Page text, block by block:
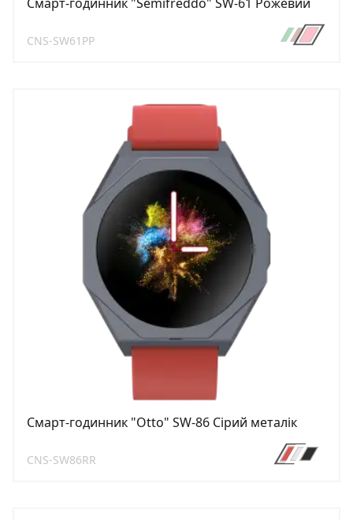
CNS-SW61PP
Смарт-годинник "Otto" SW-86 Cірий металік
CNS-SW86RR